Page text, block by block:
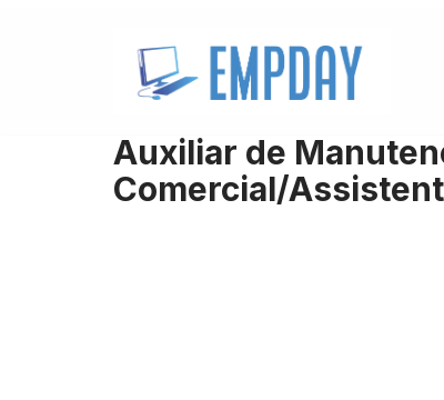
Auxiliar de
Comercial/